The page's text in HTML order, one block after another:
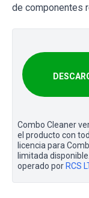
de componentes
Combo Cleaner
el producto con
licencia para
limitada
operado por RCS